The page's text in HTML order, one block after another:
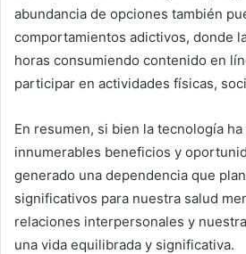
abundancia de opciones también
comportamientos adictivos, donde
horas consumiendo contenido en
participar en actividades físicas,
En resumen, si bien la tecnología
innumerables beneficios y
generado una dependencia que
significativos para nuestra salud
relaciones interpersonales y
una vida equilibrada y significativa.